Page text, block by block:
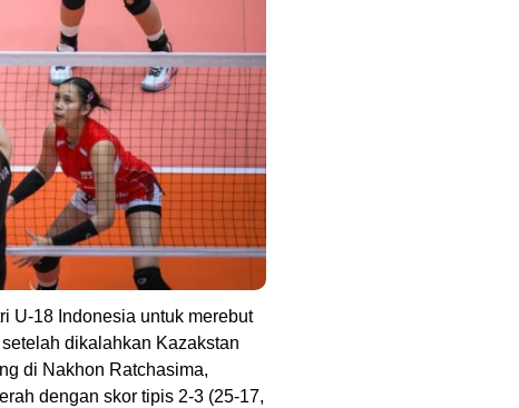
U-18 Indonesia untuk merebut
dikalahkan Kazakstan
di Nakhon Ratchasima,
dengan skor tipis 2-3 (25-17,